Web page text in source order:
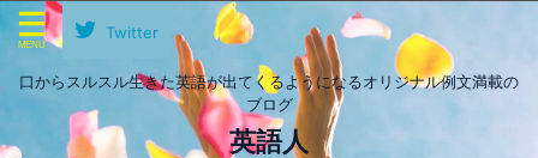
Twitter
口からスルスル生きた英語が出てくるようになるオリジナル例文満載の
ブログ
英語人